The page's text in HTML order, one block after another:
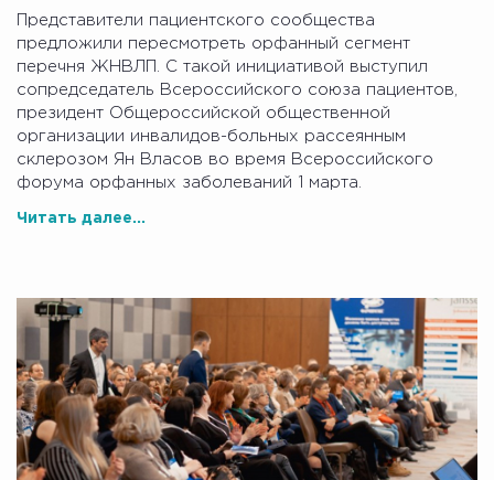
Представители пациентского сообщества
предложили пересмотреть орфанный сегмент
перечня ЖНВЛП. С такой инициативой выступил
сопредседатель Всероссийского союза пациентов,
президент Общероссийской общественной
организации инвалидов-больных рассеянным
склерозом Ян Власов во время Всероссийского
форума орфанных заболеваний 1 марта.
Читать далее...